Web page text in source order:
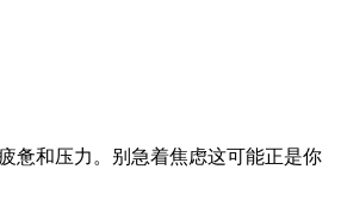
惫和压力。别急着焦虑这可能正是你